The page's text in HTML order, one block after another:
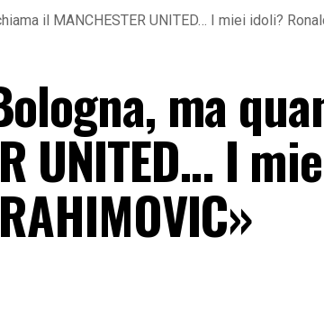
il MANCHESTER UNITED… I miei idoli?
ma
UNITED… I